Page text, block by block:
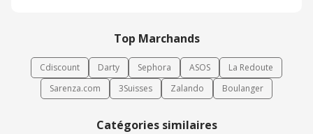
Top Marchands
Cdiscount Darty Sephora ASOS
La Redoute
Sarenza.com
3Suisses Zalando Boulanger
Catégories similaires